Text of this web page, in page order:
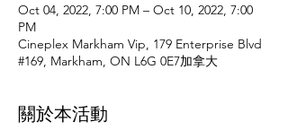
Oct 04, 2022, 7:00 PM – Oct 10, 2022, 7:00
PM
Cineplex Markham Vip, 179 Enterprise Blvd
#169, Markham, ON L6G 0E7加拿大
關於本活動